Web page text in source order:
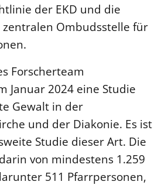
der EKD und die
Ombudsstelle für
Forscherteam
Januar 2024 eine Studie
Gewalt in der
und der Diakonie. Es ist
Studie dieser Art. Die
von mindestens 1.259
511 Pfarrpersonen,